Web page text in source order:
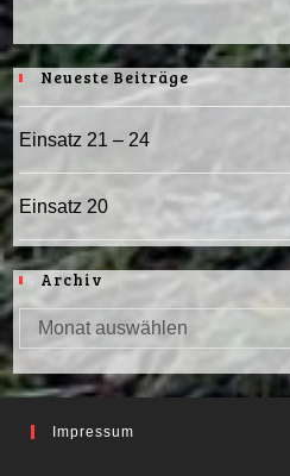
Neueste Beiträge
Einsatz 21 – 24
Einsatz 20
Archiv
Archiv
Monat auswählen
Impressum